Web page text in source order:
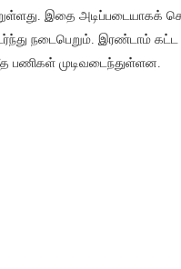
இதை அடிப்படையாகக்
நடைபெறும். இரண்டாம் கட்ட
பணிகள் முடிவடைந்துள்ளன.